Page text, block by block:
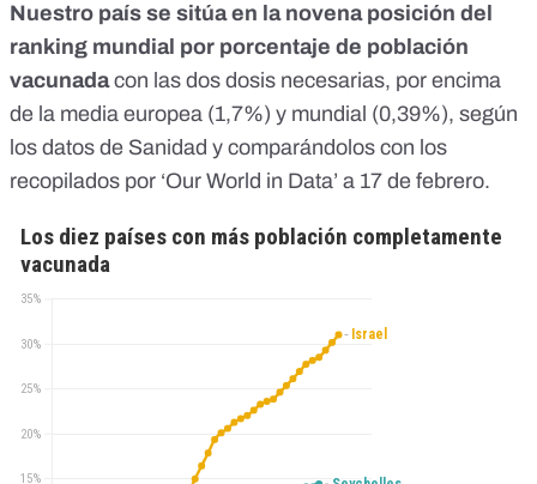
Nuestro país se sitúa en la novena posición del
ranking mundial por porcentaje de población
vacunadacon las dos dosis necesarias, por encima
de la media europea (1,7%) y mundial (0,39%), según
los datos de Sanidad y comparándolos con los
recopilados por ‘Our World in Data’ a 17 de febrero.